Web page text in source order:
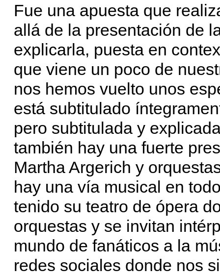
Fue una apuesta que
allá de la presentación de
explicarla, puesta en
que viene un poco de
nos hemos vuelto unos
está subtitulado
pero subtitulada y
también hay una fuerte
Martha Argerich y
hay una vía musical en
tenido su teatro de ópera
orquestas y se invitan
mundo de fanáticos a la
redes sociales donde nos